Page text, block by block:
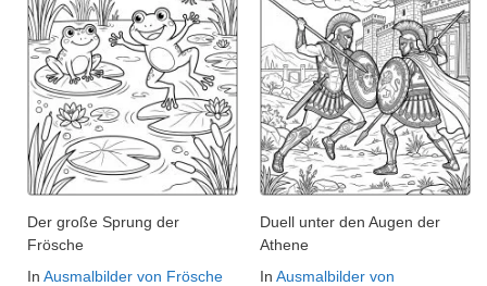
Der große Sprung der
Frösche
In Ausmalbilder von Frösche
Duell unter den Augen der
Athene
In Ausmalbilder von